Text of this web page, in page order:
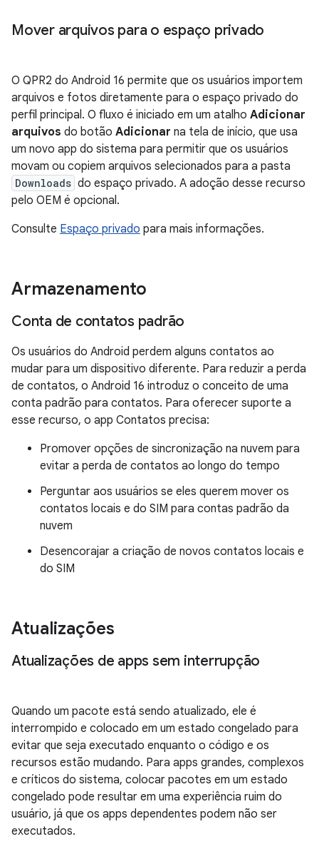
Mover arquivos para o espaço privado
O QPR2 do Android 16 permite que os usuários importem
arquivos e fotos diretamente para o espaço privado do
perfil principal. O fluxo é iniciado em um atalho Adicionar
arquivos do botão Adicionar na tela de início, que usa
um novo app do sistema para permitir que os usuários
movam ou copiem arquivos selecionados para a pasta
Downloads do espaço privado. A adoção desse recurso
pelo OEM é opcional.
Consulte Espaço privado para mais informações.
Armazenamento
Conta de contatos padrão
Os usuários do Android perdem alguns contatos ao
mudar para um dispositivo diferente. Para reduzir a perda
de contatos, o Android 16 introduz o conceito de uma
conta padrão para contatos. Para oferecer suporte a
esse recurso, o app Contatos precisa:
Promover opções de sincronização na nuvem para
evitar a perda de contatos ao longo do tempo
Perguntar aos usuários se eles querem mover os
contatos locais e do SIM para contas padrão da
nuvem
Desencorajar a criação de novos contatos locais e
do SIM
Atualizações
Atualizações de apps sem interrupção
Quando um pacote está sendo atualizado, ele é
interrompido e colocado em um estado congelado para
evitar que seja executado enquanto o código e os
recursos estão mudando. Para apps grandes, complexos
e críticos do sistema, colocar pacotes em um estado
congelado pode resultar em uma experiência ruim do
usuário, já que os apps dependentes podem não ser
executados.